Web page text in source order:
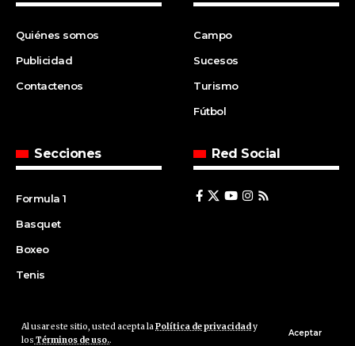
Al usar este sitio, usted acepta laPolítica de privacidady
los Términos de uso..
Aceptar
Quiénes somos
Publicidad
Contactenos
Campo
Sucesos
Turismo
Fútbol
Secciones
Formula 1
Basquet
Boxeo
Tenis
Red Social
© 2008 | Agencia Cfin.com.ar - Santa Fe - Argentina | All rights